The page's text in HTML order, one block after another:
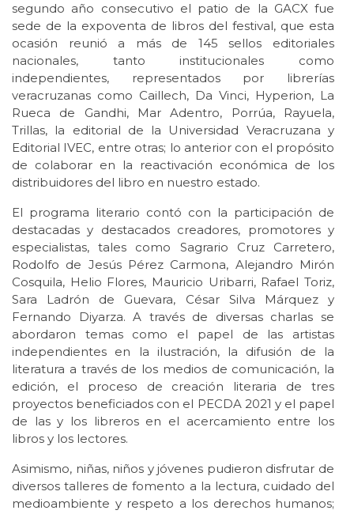
segundo año consecutivo el patio de la GACX fue
sede de la expoventa de libros del festival, que esta
ocasión reunió a más de 145 sellos editoriales
nacionales, tanto institucionales como
independientes, representados por librerías
veracruzanas como Caillech, Da Vinci, Hyperion, La
Rueca de Gandhi, Mar Adentro, Porrúa, Rayuela,
Trillas, la editorial de la Universidad Veracruzana y
Editorial IVEC, entre otras; lo anterior con el propósito
de colaborar en la reactivación económica de los
distribuidores del libro en nuestro estado.
El programa literario contó con la participación de
destacadas y destacados creadores, promotores y
especialistas, tales como Sagrario Cruz Carretero,
Rodolfo de Jesús Pérez Carmona, Alejandro Mirón
Cosquila, Helio Flores, Mauricio Uribarri, Rafael Toriz,
Sara Ladrón de Guevara, César Silva Márquez y
Fernando Diyarza. A través de diversas charlas se
abordaron temas como el papel de las artistas
independientes en la ilustración, la difusión de la
literatura a través de los medios de comunicación, la
edición, el proceso de creación literaria de tres
proyectos beneficiados con el PECDA 2021 y el papel
de las y los libreros en el acercamiento entre los
libros y los lectores.
Asimismo, niñas, niños y jóvenes pudieron disfrutar de
diversos talleres de fomento a la lectura, cuidado del
medioambiente y respeto a los derechos humanos;